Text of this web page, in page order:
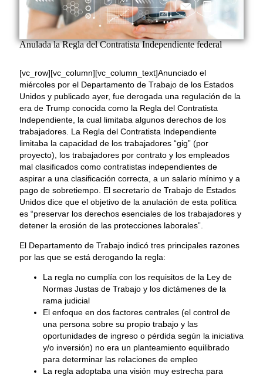
Anulada la Regla del Contratista Independiente federal
[vc_row][vc_column][vc_column_text]Anunciado el
miércoles por el Departamento de Trabajo de los Estados
Unidos y publicado ayer, fue derogada una regulación de la
era de Trump conocida como la Regla del Contratista
Independiente, la cual limitaba algunos derechos de los
trabajadores. La Regla del Contratista Independiente
limitaba la capacidad de los trabajadores “gig” (por
proyecto), los trabajadores por contrato y los empleados
mal clasificados como contratistas independientes de
aspirar a una clasificación correcta, a un salario mínimo y a
pago de sobretiempo. El secretario de Trabajo de Estados
Unidos dice que el objetivo de la anulación de esta política
es “preservar los derechos esenciales de los trabajadores y
detener la erosión de las protecciones laborales”.
El Departamento de Trabajo indicó tres principales razones
por las que se está derogando la regla:
La regla no cumplía con los requisitos de la Ley de
Normas Justas de Trabajo y los dictámenes de la
rama judicial
El enfoque en dos factores centrales (el control de
una persona sobre su propio trabajo y las
oportunidades de ingreso o pérdida según la iniciativa
y/o inversión) no era un planteamiento equilibrado
para determinar las relaciones de empleo
La regla adoptaba una visión muy estrecha para